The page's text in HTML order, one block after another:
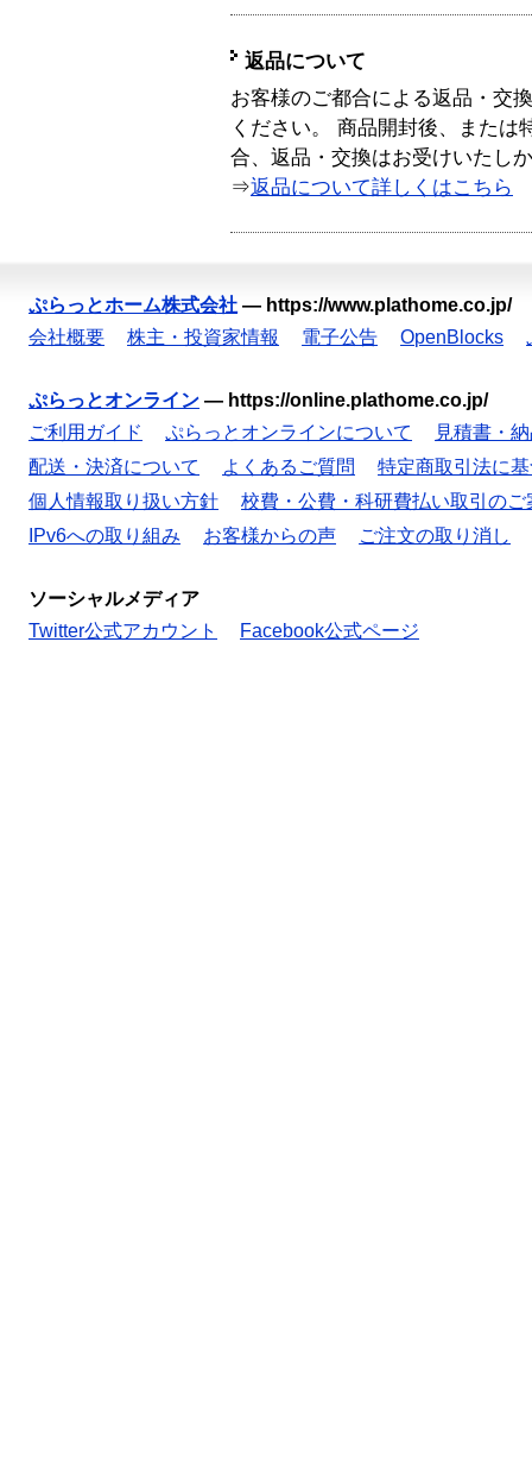
返品について
お客様のご都合による返品・交
ください。 商品開封後、または
合、返品・交換はお受けいたし
⇒返品について詳しくはこちら
ぷらっとホーム株式会社 — https://www.plathome.co.jp/
会社概要
株主・投資家情報 電子公告 OpenBlocks
ぷらっとオンライン — https://online.plathome.co.jp/
ご利用ガイド
ぷらっとオンラインについて
見積書・
配送・決済について
よくあるご質問
特定商取引法に
個人情報取り扱い方針
校費・公費・科研費払い取引のご
IPv6への取り組み
お客様からの声 ご注文の取り消し
ソーシャルメディア
Twitter公式アカウント
Facebook公式ページ